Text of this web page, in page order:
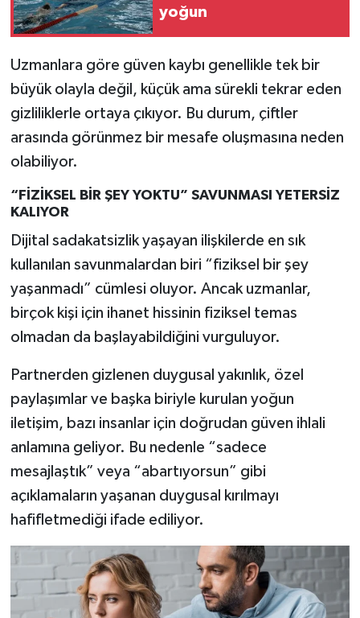
yoğun
Uzmanlara göre güven kaybı genellikle tek bir
büyük olayla değil, küçük ama sürekli tekrar eden
gizliliklerle ortaya çıkıyor. Bu durum, çiftler
arasında görünmez bir mesafe oluşmasına neden
olabiliyor.
“FİZİKSEL BİR ŞEY YOKTU” SAVUNMASI YETERSİZ
KALIYOR
Dijital sadakatsizlik yaşayan ilişkilerde en sık
kullanılan savunmalardan biri “fiziksel bir şey
yaşanmadı” cümlesi oluyor. Ancak uzmanlar,
birçok kişi için ihanet hissinin fiziksel temas
olmadan da başlayabildiğini vurguluyor.
Partnerden gizlenen duygusal yakınlık, özel
paylaşımlar ve başka biriyle kurulan yoğun
iletişim, bazı insanlar için doğrudan güven ihlali
anlamına geliyor. Bu nedenle “sadece
mesajlaştık” veya “abartıyorsun” gibi
açıklamaların yaşanan duygusal kırılmayı
hafifletmediği ifade ediliyor.